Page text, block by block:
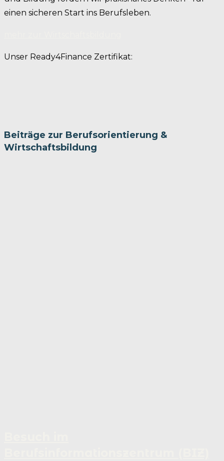
einen sicheren Start ins Berufsleben.
Unser Ready4Finance Zertifikat:
Beiträge zur Berufsorientierung &
Wirtschaftsbildung